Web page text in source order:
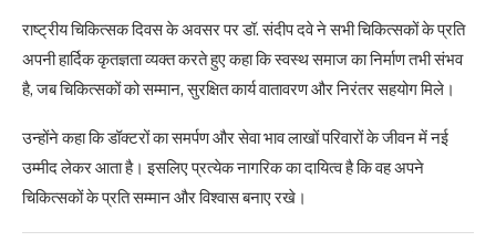
राष्ट्रीय चिकित्सक दिवस के अवसर पर डॉ. संदीप दवे ने सभी चिकित्सकों के प्रति
अपनी हार्दिक कृतज्ञता व्यक्त करते हुए कहा कि स्वस्थ समाज का निर्माण तभी संभव
है, जब चिकित्सकों को सम्मान, सुरक्षित कार्य वातावरण और निरंतर सहयोग मिले।
उन्होंने कहा कि डॉक्टरों का समर्पण और सेवा भाव लाखों परिवारों के जीवन में नई
उम्मीद लेकर आता है। इसलिए प्रत्येक नागरिक का दायित्व है कि वह अपने
चिकित्सकों के प्रति सम्मान और विश्वास बनाए रखे।